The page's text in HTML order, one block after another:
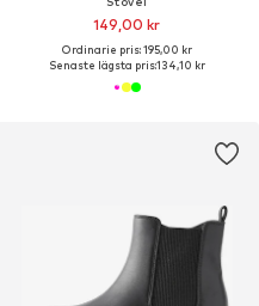
149,00 kr
Ordinarie pris: 195,00 kr
Senaste lägsta pris:134,10 kr